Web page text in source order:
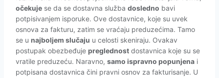
očekuje se da se dostavna služba dosledno bavi
potpisivanjem isporuke. Ove dostavnice, koje su uvek
osnova za fakturu, zatim se vraćaju preduzećima. Tamo
se u najboljem slučaju u celosti skeniraju. Ovakav
postupak obezbeđuje preglednost dostavnica koje su se
vratile preduzeću. Naravno, samo ispravno popunjena i
potpisana dostavnica čini pravni osnov za fakturisanje. U